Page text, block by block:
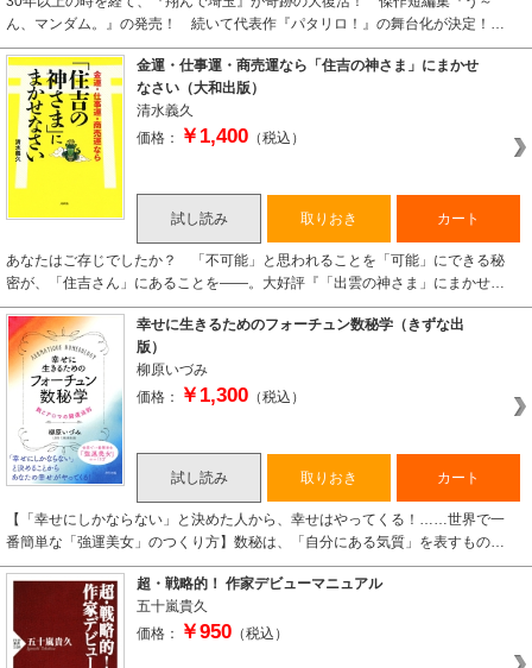
ん、マンダム。』の発売！ 続いて代表作『パタリロ！』の舞台化が決定！…
金運・仕事運・商売運なら「住吉の神さま」にまかせ
なさい（大和出版）
清水義久
価格：
￥1,400 （税込）
試し読み 取りおき カート
あなたはご存じでしたか？ 「不可能」と思われることを「可能」にできる秘
密が、「住吉さん」にあることを――。大好評『「出雲の神さま」にまかせ…
幸せに生きるためのフォーチュン数秘学（きずな出
版）
柳原いづみ
価格：
￥1,300 （税込）
試し読み 取りおき カート
【「幸せにしかならない」と決めた人から、幸せはやってくる！……世界で一
番簡単な「強運美女」のつくり方】数秘は、「自分にある気質」を表すもの…
超・戦略的！ 作家デビューマニュアル
五十嵐貴久
価格：
￥950 （税込）